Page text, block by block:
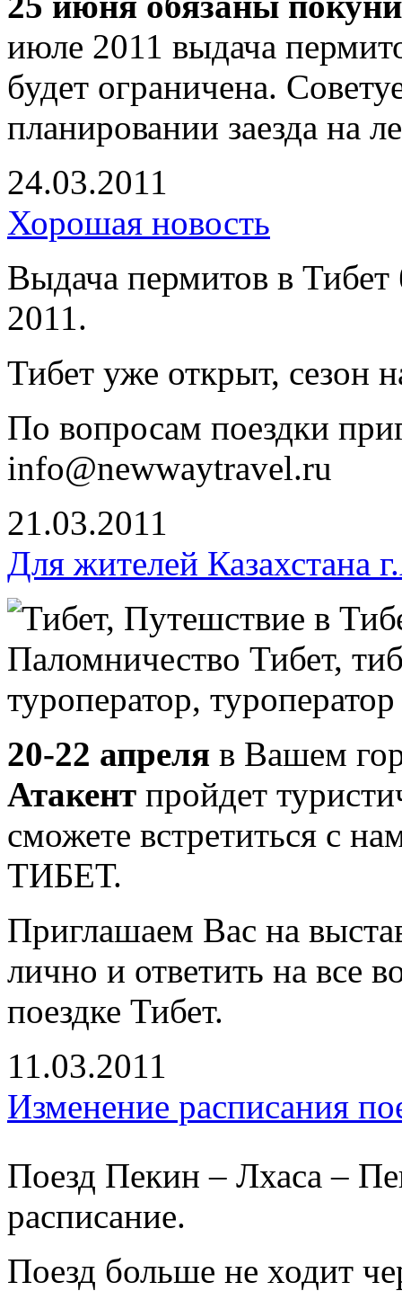
июле 2011 выдача
будет ограничена.
планировании заезда на
24.03.2011
Хорошая новость
Выдача пермитов в Тибет
2011.
Тибет уже открыт, сезон
По вопросам поездки
info@newwaytravel.ru
21.03.2011
Для жителей Казахстана
20-22 апреля в Вашем
Атакент пройдет
сможете встретиться с
ТИБЕТ.
Приглашаем Вас на
лично и ответить на все
поездке Тибет.
11.03.2011
Изменение расписания
Поезд Пекин – Лхаса –
расписание.
Поезд больше не ходит